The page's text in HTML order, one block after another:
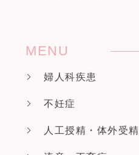
MENU
婦人科疾患
不妊症
人工授精・体外受精